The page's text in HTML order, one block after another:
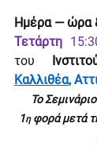
Ημέρα — ώρα
Τετάρτη
του
Καλλιθέα,
Το
1η φορά μετά